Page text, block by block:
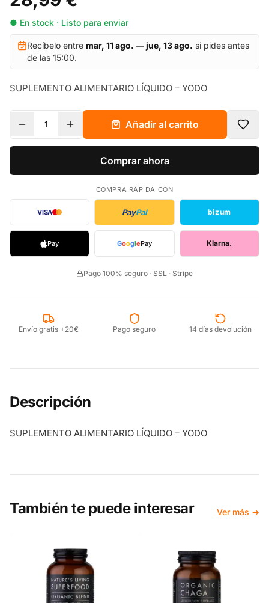
● En stock · Listo para enviar
Recíbelo entre mar, 11 ago. — jue, 13 ago. si pides antes
de las 15:00.
SUPLEMENTO ALIMENTARIO LÍQUIDO – YODO
1 Añadir al carrito
Comprar ahora
COMPRA RÁPIDA CON
VISA PayPal bizum
Pay GooglePay Klarna.
Pago 100% seguro · SSL · Stripe
Envío gratis +20€ Pago seguro 14 días devolución
Descripción
SUPLEMENTO ALIMENTARIO LÍQUIDO – YODO
También te puede interesar Ver más →